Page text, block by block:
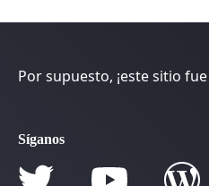
Por supuesto, ¡este sitio
Síganos